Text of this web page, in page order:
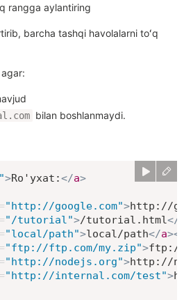
rangga aylantiring
barcha tashqi havolalarni toʻq
bilan boshlanmaydi.
">Ro'yxat:</a>
="http://google.com">http://
="/tutorial">/tutorial.html</
="local/path">local/path</a>
="ftp://ftp.com/my.zip">ftp://
="http://nodejs.org">http://
="http://internal.com/test">